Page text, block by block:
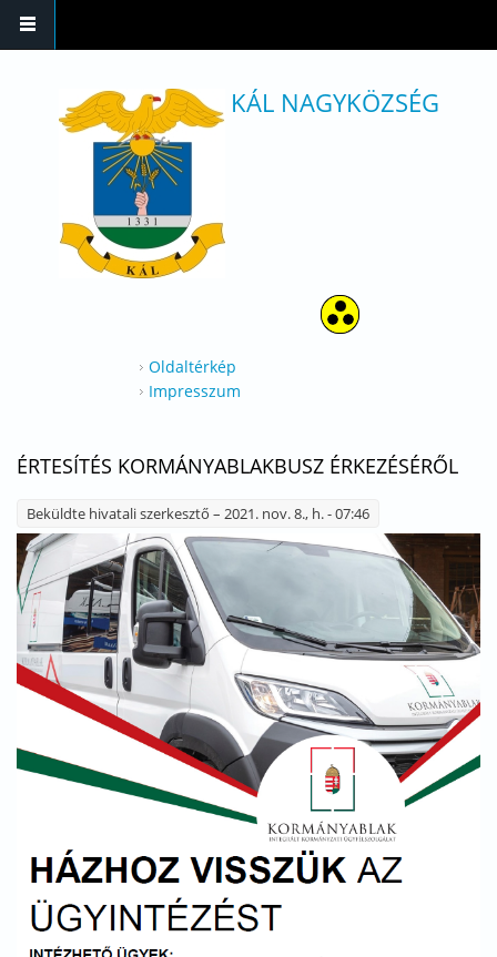
KÁL NAGYKÖZSÉG
Oldaltérkép
Impresszum
ÉRTESÍTÉS KORMÁNYABLAKBUSZ ÉRKEZÉSÉRŐL
Beküldte hivatali szerkesztő – 2021. nov. 8., h. - 07:46